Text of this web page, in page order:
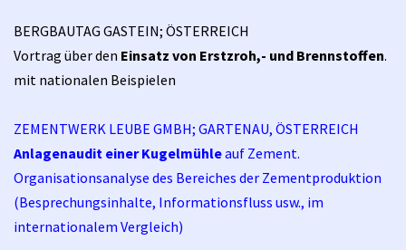
BERGBAUTAG GASTEIN; ÖSTERREICH
Vortrag über den Einsatz von Erstzroh,- und Brennstoffen.
mit nationalen Beispielen
ZEMENTWERK LEUBE GMBH; GARTENAU, ÖSTERREICH
Anlagenaudit einer Kugelmühleauf Zement.
Organisationsanalyse des Bereiches der Zementproduktion
(Besprechungsinhalte, Informationsfluss usw., im
internationalem Vergleich)